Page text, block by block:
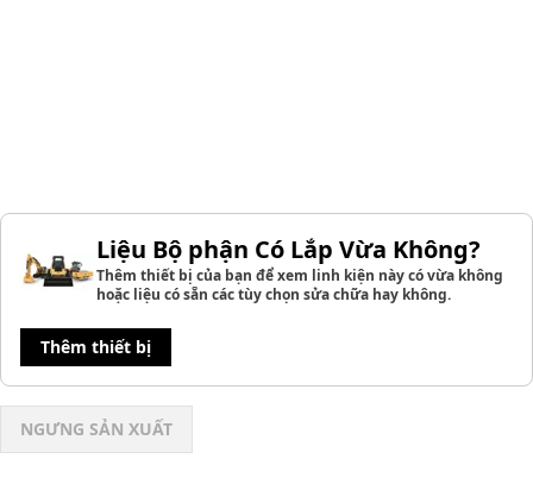
Liệu Bộ phận Có Lắp Vừa Không?
Thêm thiết bị của bạn để xem linh kiện này có vừa không
hoặc liệu có sẵn các tùy chọn sửa chữa hay không.
Thêm thiết bị
NGƯNG SẢN XUẤT